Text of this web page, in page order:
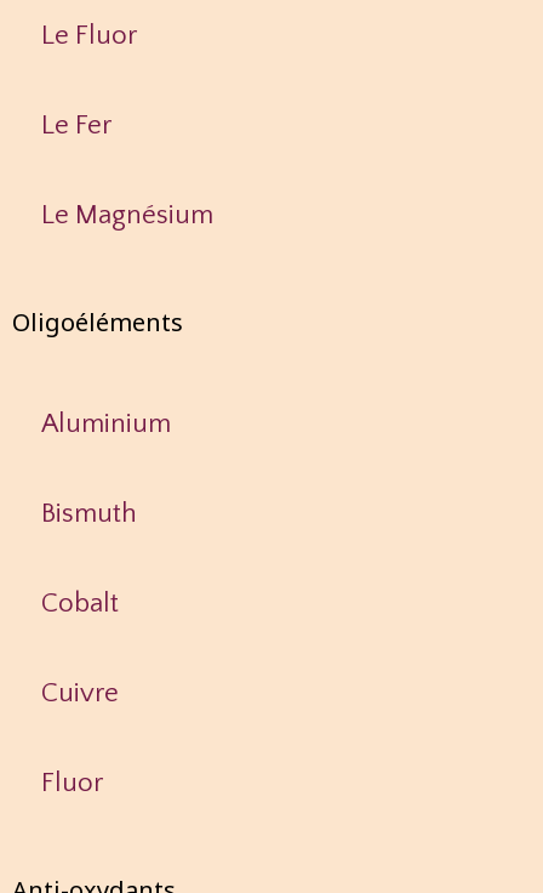
Le Fluor
Le Fer
Le Magnésium
Oligoéléments
Aluminium
Bismuth
Cobalt
Cuivre
Fluor